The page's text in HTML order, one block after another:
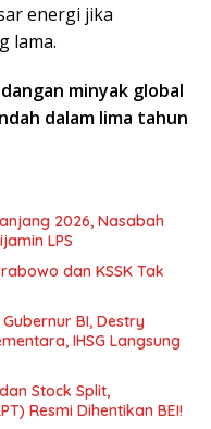
energi jika
lama.
minyak global
dalam lima tahun
2026, Nasabah
LPS
dan KSSK Tak
BI, Destry
IHSG Langsung
Stock Split,
Resmi Dihentikan BEI!